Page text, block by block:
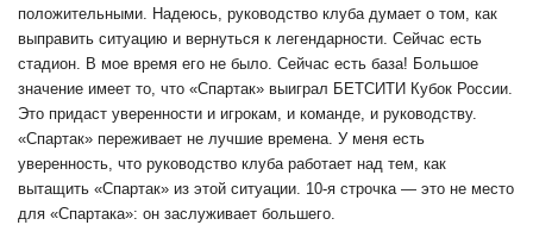
положительными. Надеюсь, руководство клуба думает о том, как
выправить ситуацию и вернуться к легендарности. Сейчас есть
стадион. В мое время его не было. Сейчас есть база! Большое
значение имеет то, что «Спартак» выиграл БЕТСИТИ Кубок России.
Это придаст уверенности и игрокам, и команде, и руководству.
«Спартак» переживает не лучшие времена. У меня есть
уверенность, что руководство клуба работает над тем, как
вытащить «Спартак» из этой ситуации. 10-я строчка — это не место
для «Спартака»: он заслуживает большего.